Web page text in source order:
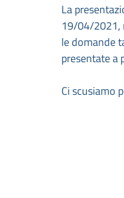
La
19/04/2021,
le domande
presentate a
Ci scusiamo